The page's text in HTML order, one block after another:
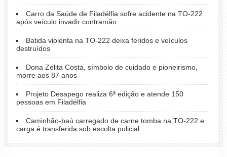
Carro da Saúde de Filadélfia sofre acidente na TO-222
após veículo invadir contramão
Batida violenta na TO-222 deixa feridos e veículos
destruídos
Dona Zelita Costa, símbolo de cuidado e pioneirismo,
morre aos 87 anos
Projeto Desapego realiza 6ª edição e atende 150
pessoas em Filadélfia
Caminhão-baú carregado de carne tomba na TO-222 e
carga é transferida sob escolta policial